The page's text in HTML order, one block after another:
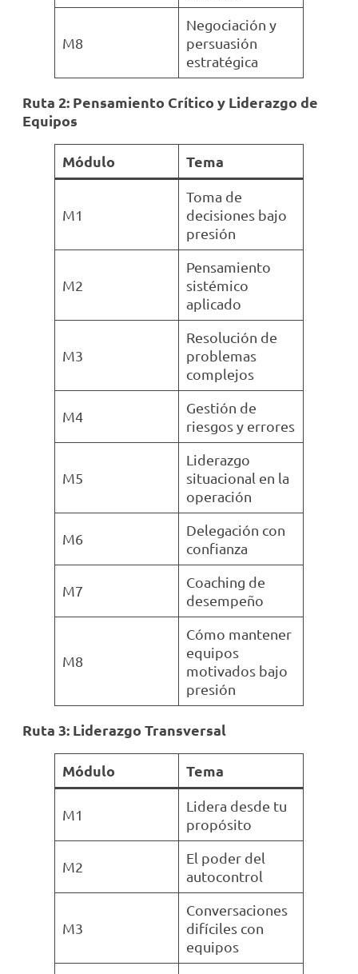
M8
Negociación y
persuasión
estratégica
Ruta 2: Pensamiento Crítico y Liderazgo de
Equipos
Módulo Tema
M1
Toma de
decisiones bajo
presión
M2
Pensamiento
sistémico
aplicado
M3
Resolución de
problemas
complejos
M4
Gestión de
riesgos y errores
M5
Liderazgo
situacional en la
operación
M6
Delegación con
confianza
M7
Coaching de
desempeño
M8
Cómo mantener
equipos
motivados bajo
presión
Ruta 3: Liderazgo Transversal
Módulo Tema
M1
Lidera desde tu
propósito
M2
El poder del
autocontrol
M3
Conversaciones
difíciles con
equipos